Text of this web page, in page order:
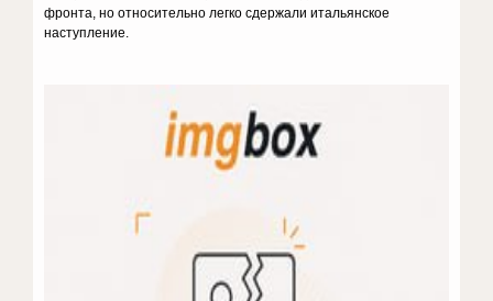
фронта, но относительно легко сдержали итальянское
наступление.